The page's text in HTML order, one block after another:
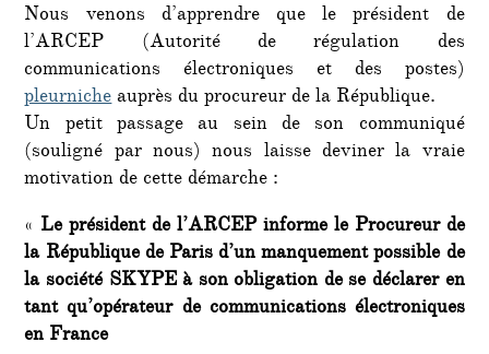
Nous venons d’apprendre que le président de
l’ARCEP (Autorité de régulation des
communications électroniques et des postes)
pleurnicheauprès du procureur de la République.
Un petit passage au sein de son communiqué
(souligné par nous) nous laisse deviner la vraie
motivation de cette démarche :
« Le président de l’ARCEP informe le Procureur de
la République de Paris d’un manquement possible de
la société SKYPE à son obligation de se déclarer en
tant qu’opérateur de communications électroniques
en France